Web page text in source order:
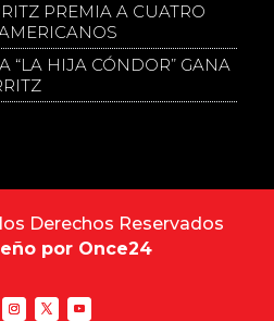
PREMIA A CUATRO
“LA HIJA CÓNDOR” GANA
Derechos Reservados
por Once24